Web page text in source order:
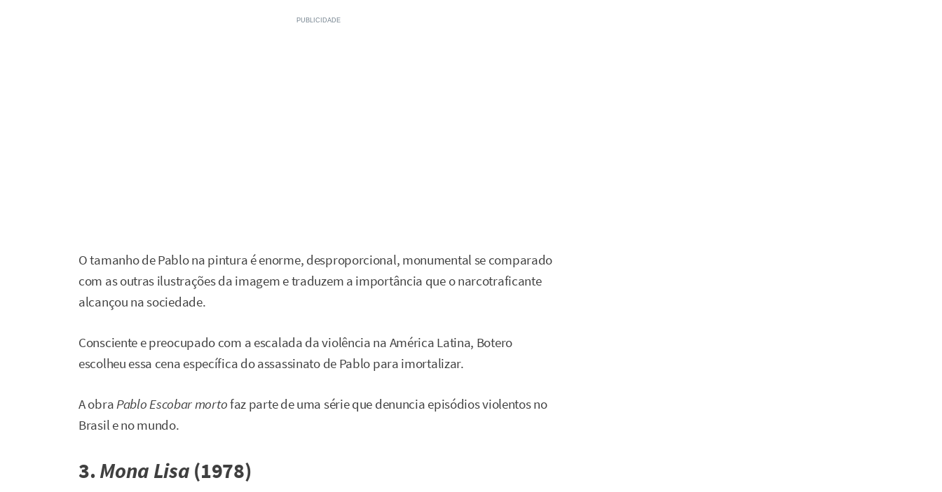
O tamanho de Pablo na pintura é enorme, desproporcional, monumental se comparado
com as outras ilustrações da imagem e traduzem a importância que o narcotraficante
alcançou na sociedade.
Consciente e preocupado com a escalada da violência na América Latina, Botero
escolheu essa cena específica do assassinato de Pablo para imortalizar.
A obraPablo Escobarmortofaz parte de uma série que denuncia episódios violentos no
Brasil e no mundo.
3. Mona Lisa (1978)